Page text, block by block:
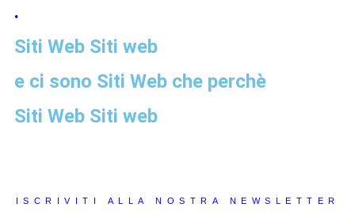
.
Siti Web Siti web
e ci sono Siti Web che perchè
Siti Web Siti web
ISCRIVITI ALLA NOSTRA NEWSLETTER